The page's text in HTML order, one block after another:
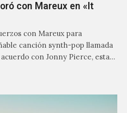
con Mareux en «It
con Mareux para
canción synth-pop llamada
con Jonny Pierce, esta